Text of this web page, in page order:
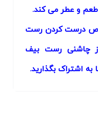
طعم و عطر می کند.
درست کردن رست
چاشنی رست بیف
اشتراک بگذارید.